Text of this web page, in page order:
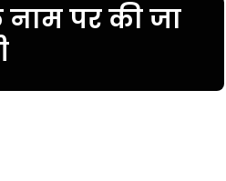
पर की जा